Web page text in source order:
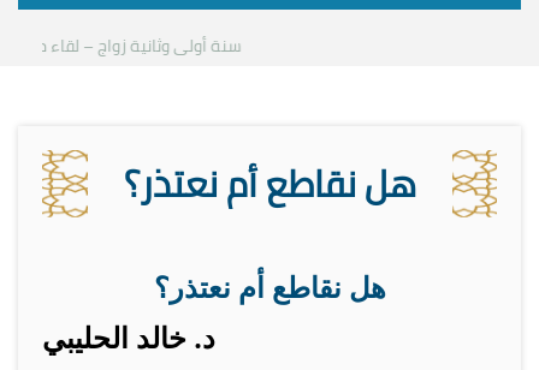
سنة أولى وثانية زواج – لقاء مع
هل نقاطع أم نعتذر؟
هل نقاطع أم نعتذر؟
د. خالد الحليبي